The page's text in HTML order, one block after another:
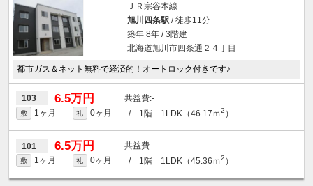
ＪＲ宗谷本線
旭川四条駅/ 徒歩11分
築年 8年 / 3階建
北海道旭川市四条通２４丁目
都市ガス＆ネット無料で経済的！オートロック付きです♪
103 6.5万円 -
敷 1ヶ月 礼 0ヶ月 / 1階 1LDK（46.17ｍ2 ）
101 6.5万円 -
敷 1ヶ月 礼 0ヶ月 / 1階 1LDK（45.36ｍ2 ）